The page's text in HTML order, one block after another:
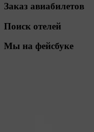
Заказ авиабилетов
Поиск отелей
Мы на фейсбуке